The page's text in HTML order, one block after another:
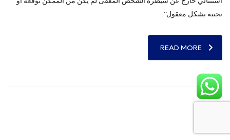
تجنبه بشكل معقول”.
READ MORE